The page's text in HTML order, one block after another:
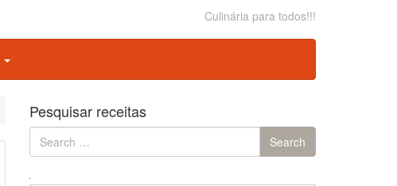
Culinária para todos!!!
Pesquisar receitas
Search
for:
Search